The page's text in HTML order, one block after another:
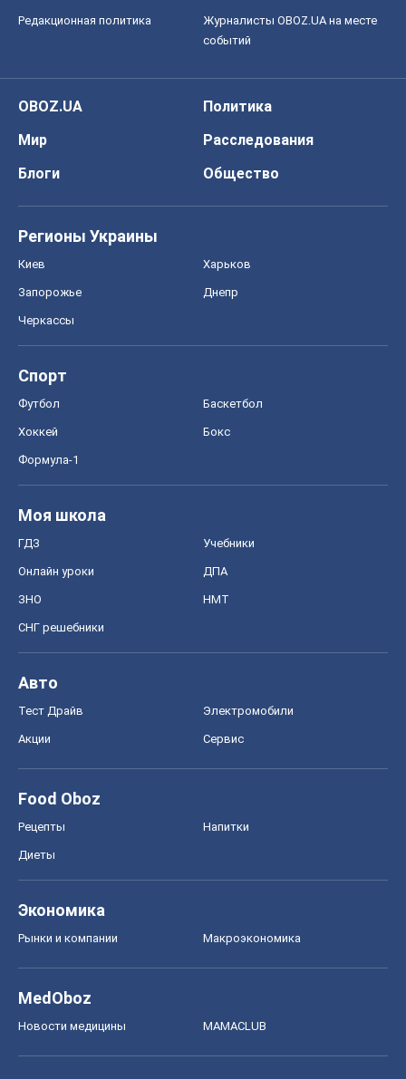
Редакционная политика
Журналисты OBOZ.UA на месте
событий
OBOZ.UA
Политика
Мир
Расследования
Блоги
Общество
Регионы Украины
Киев Харьков
Запорожье Днепр
Черкассы
Спорт
Футбол Баскетбол
Хоккей Бокс
Формула-1
Моя школа
ГДЗ Учебники
Онлайн уроки ДПА
ЗНО НМТ
СНГ решебники
Авто
Тест Драйв Электромобили
Акции Сервис
Food Oboz
Рецепты Напитки
Диеты
Экономика
Рынки и компании Mакроэкономика
MedOboz
Новости медицины MAMACLUB